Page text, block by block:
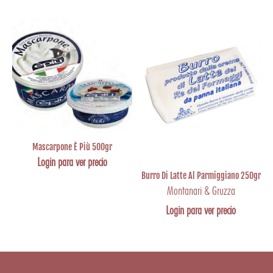
Mascarpone È Più 500gr
Login para ver precio
Burro Di Latte Al Parmiggiano 250gr
Montanari & Gruzza
Login para ver precio